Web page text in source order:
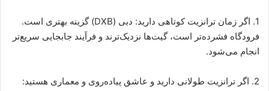
1. اگر زمان ترانزیت کوتاهی دارید: دبی (DXB) گزینه بهتری است.
فرودگاه فشرده‌تر است، گیت‌ها نزدیک‌ترند و فرآیند جابجایی سریع‌تر
انجام می‌شود.
2. اگر ترانزیت طولانی دارید و عاشق پیاده‌روی و معماری هستید: